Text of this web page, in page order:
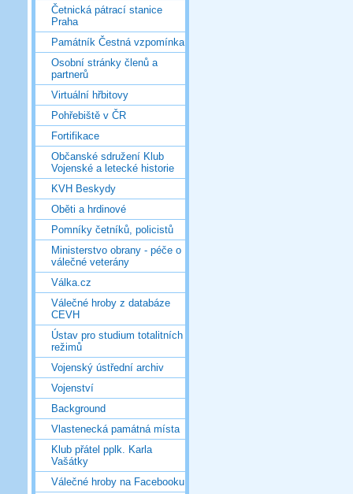
Četnická pátrací stanice
Praha
Památník Čestná vzpomínka
Osobní stránky členů a
partnerů
Virtuální hřbitovy
Pohřebiště v ČR
Fortifikace
Občanské sdružení Klub
Vojenské a letecké historie
KVH Beskydy
Oběti a hrdinové
Pomníky četníků, policistů
Ministerstvo obrany - péče o
válečné veterány
Válka.cz
Válečné hroby z databáze
CEVH
Ústav pro studium totalitních
režimů
Vojenský ústřední archiv
Vojenství
Background
Vlastenecká památná místa
Klub přátel pplk. Karla
Vašátky
Válečné hroby na Facebooku